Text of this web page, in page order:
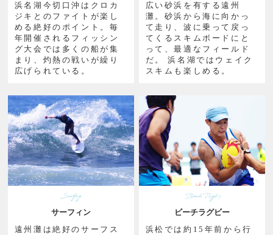
浜名湖今切口沖はクロカ
ジキとのファイトが楽し
める絶好のポイント。毎
年開催されるフィッシン
グ大会では多くの船が集
まり、灼熱の戦いが繰り
広げられている。
広い砂浜を有する遠州
灘。砂浜から海に向かっ
て走り、波に乗って戻っ
てくるスキムボードにと
って、最適なフィールド
だ。 浜名湖ではウェイク
スキムも楽しめる。
サーフィン
遠州灘は絶好のサーフス
ビーチラグビー
浜松では約15年前から行